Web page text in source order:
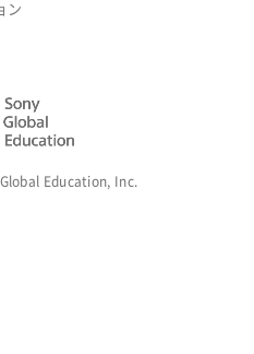
ン
Education, Inc.